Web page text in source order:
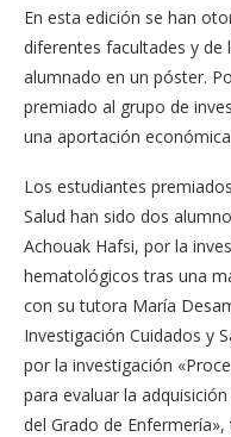
En esta edición se han
diferentes facultades y de
alumnado en un póster.
premiado al grupo de
una aportación
Los estudiantes
Salud han sido dos
Achouak Hafsi, por la
hematológicos tras una
con su tutora María
Investigación Cuidados y
por la investigación
para evaluar la
del Grado de